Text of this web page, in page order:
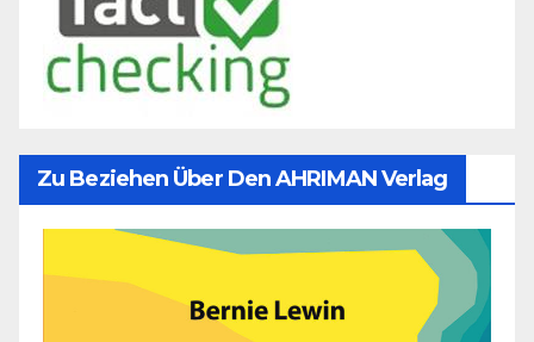
Zu Beziehen Über Den AHRIMAN Verlag